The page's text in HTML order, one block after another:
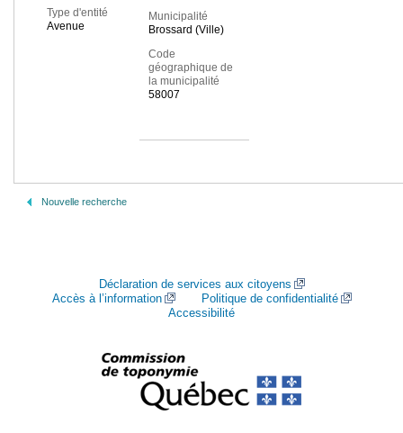
Type d'entité
Avenue
Municipalité
Brossard (Ville)
Code
géographique de
la municipalité
58007
Nouvelle recherche
Déclaration de services aux citoyens
Accès à l’information
Politique de confidentialité
Accessibilité